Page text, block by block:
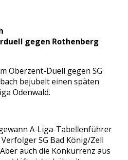
gegen Rothenberg
Oberzent-Duell gegen SG
bejubelt einen späten
Odenwald.
A-Liga-Tabellenführer
SG Bad König/Zell
auch die Konkurrenz aus